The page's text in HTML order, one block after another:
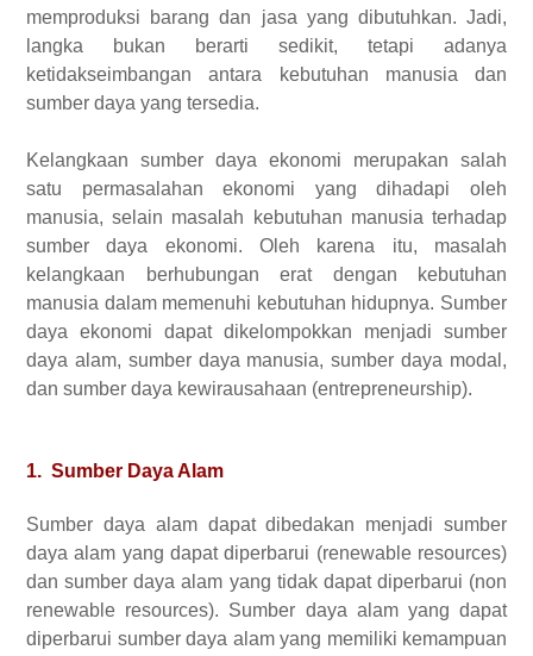
memproduksi barang dan jasa yang dibutuhkan. Jadi,
langka bukan berarti sedikit, tetapi adanya
ketidakseimbangan antara kebutuhan manusia dan
sumber daya yang tersedia.
Kelangkaan sumber daya ekonomi merupakan salah
satu permasalahan ekonomi yang dihadapi oleh
manusia, selain masalah kebutuhan manusia terhadap
sumber daya ekonomi. Oleh karena itu, masalah
kelangkaan berhubungan erat dengan kebutuhan
manusia dalam memenuhi kebutuhan hidupnya. Sumber
daya ekonomi dapat dikelompokkan menjadi sumber
daya alam, sumber daya manusia, sumber daya modal,
dan sumber daya kewirausahaan (entrepreneurship).
1. Sumber Daya Alam
Sumber daya alam dapat dibedakan menjadi sumber
daya alam yang dapat diperbarui (renewable resources)
dan sumber daya alam yang tidak dapat diperbarui (non
renewable resources). Sumber daya alam yang dapat
diperbarui sumber daya alam yang memiliki kemampuan